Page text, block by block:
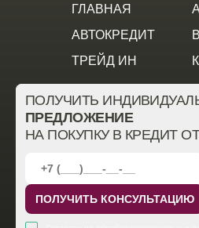
ГЛАВНАЯ
АВТОКРЕДИТ
ТРЕЙД ИН
ПОЛУЧИТЬ
ПРЕДЛОЖЕНИЕ
НА ПОКУПКУ В КРЕДИТ
ПОЛУЧИТЬ КОНСУЛЬТАЦИЮ